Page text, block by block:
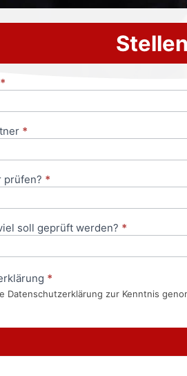
*
*
prüfen? *
soll geprüft werden? *
*
Datenschutzerklärung zur Kenntnis